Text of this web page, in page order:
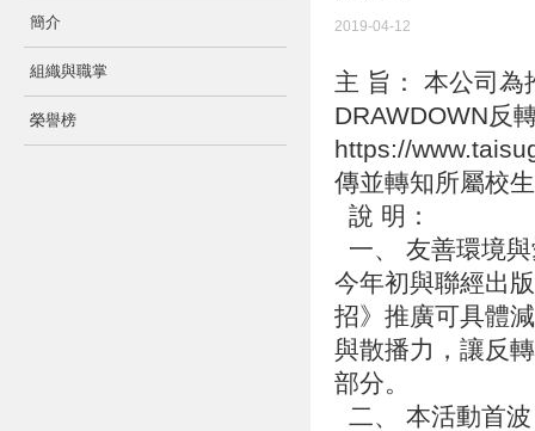
簡介
組織與職掌
榮譽榜
2019-04-12
主 旨： 本公司為
DRAWDOWN反
https://
傳並轉知所屬校
說 明：
一、 友善環境
今年初與聯經出
招》推廣可具體
與散播力，讓反
部分。
二、 本活動首